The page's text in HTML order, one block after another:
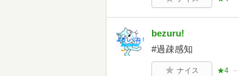
bezuru!
#過疎感知
ナイス ★4